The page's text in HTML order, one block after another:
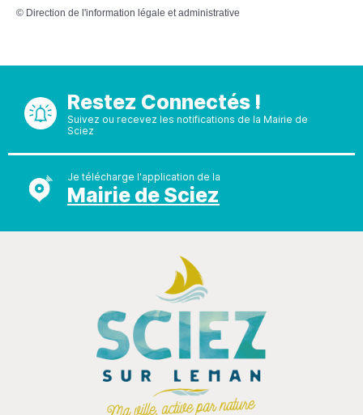
© Direction de l'information légale et administrative
Restez Connectés !
Suivez ou recevez les notifications de la Mairie de
Sciez
Je télécharge l'application de la
Mairie de Sciez